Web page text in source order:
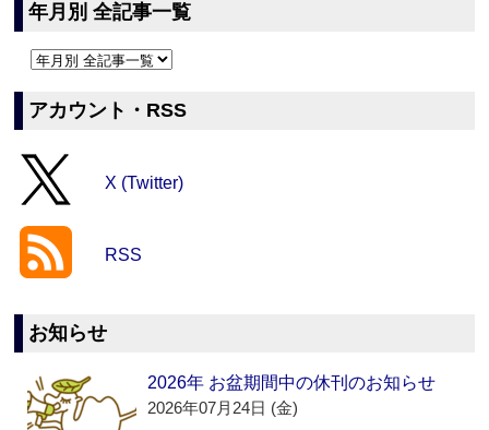
年月別 全記事一覧
アカウント・RSS
X (Twitter)
RSS
お知らせ
2026年 お盆期間中の休刊のお知らせ
2026年07月24日 (金)